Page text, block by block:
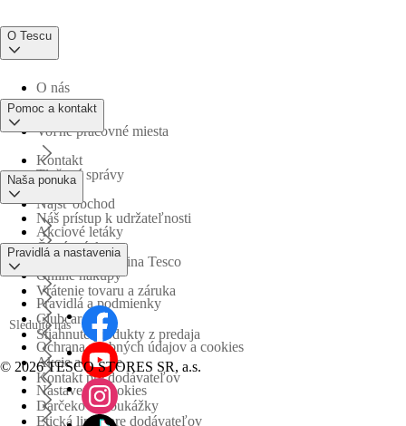
O Tescu
O nás
Voľné pracovné miesta
Tlačové správy
Náš prístup k udržateľnosti
Obchodná skupina Tesco
Pomoc a kontakt
Kontakt
Nájsť obchod
Časté otázky
Vrátenie tovaru a záruka
Stiahnuté produkty z predaja
Kontakt pre dodávateľov
Etická linka pre dodávateľov
Naša ponuka
Akciové letáky
Online nákupy
Clubcard
Akcie a súťaže
Darčekové poukážky
Pravidlá a nastavenia
Pravidlá a podmienky
Ochrana osobných údajov a cookies
Nastavenia cookies
Sledujte nás
© 2026 TESCO STORES SR, a.s.